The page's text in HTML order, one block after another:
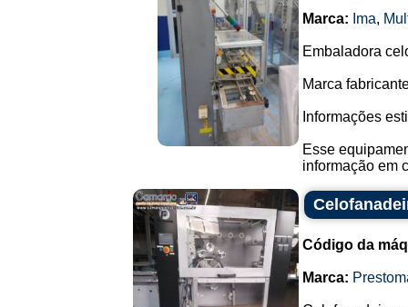
Marca: Ima,
Embaladora
Marca
Informações
Esse
informação em
Código da
Marca: